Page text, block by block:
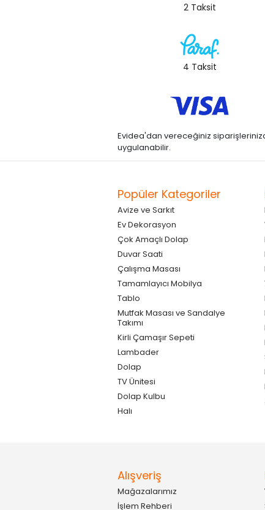
2 Taksit
4 Taksit
Evidea'dan vereceğiniz
uygulanabilir.
Popüler Kategoriler
Avize ve Sarkıt
Ev Dekorasyon
Çok Amaçlı Dolap
Duvar Saati
Çalışma Masası
Tamamlayıcı Mobilya
Tablo
Mutfak Masası ve Sandalye
Takımı
Kirli Çamaşır Sepeti
Lambader
Dolap
TV Ünitesi
Dolap Kulbu
Halı
Alışveriş
Mağazalarımız
İşlem Rehberi